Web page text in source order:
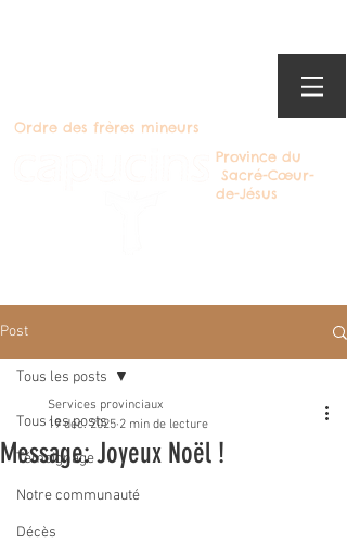
Ordre des frères mineurs
Province du
Sacré-Cœur-
de-Jésus
Post
Tous les posts
Témoignage
Notre communauté
Décès
Tous les posts
Message: Joyeux Noël !
Services provinciaux
19 déc. 2025 2 min de lecture